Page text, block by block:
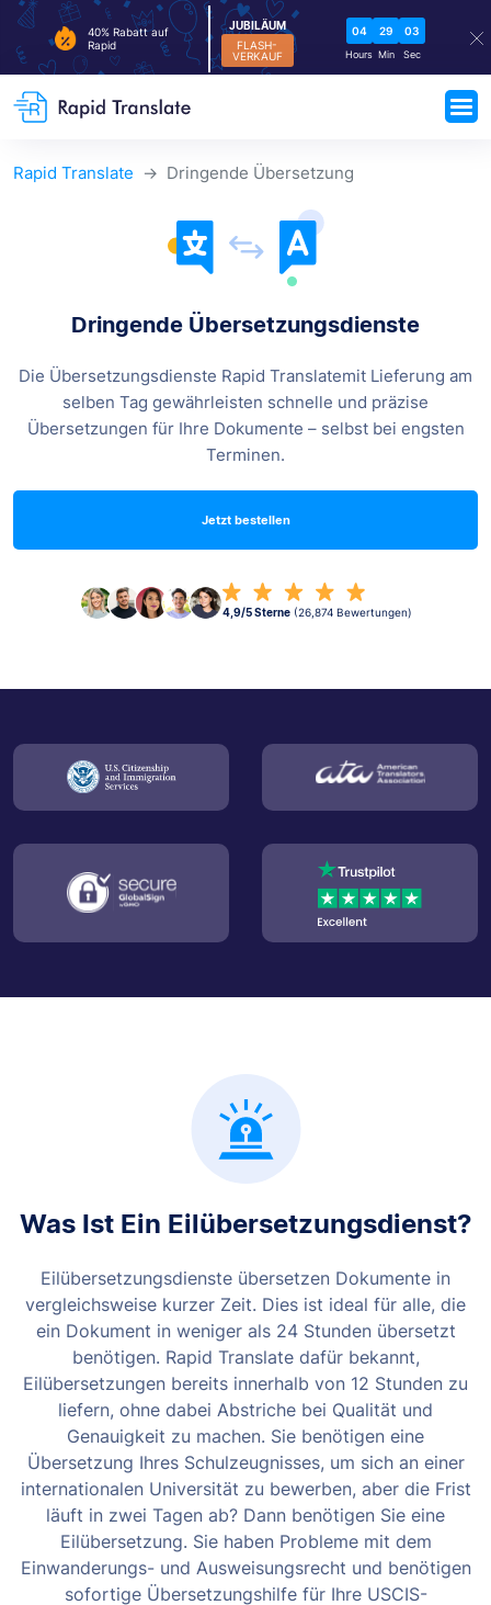
40% Rabatt auf
Rapid
JUBILÄUM
FLASH-
VERKAUF
04
Hours
29
Min
02
Sec
Rapid Translate Dringende Übersetzung
Dringende Übersetzungsdienste
Die Übersetzungsdienste Rapid Translatemit Lieferung am
selben Tag gewährleisten schnelle und präzise
Übersetzungen für Ihre Dokumente – selbst bei engsten
Terminen.
Jetzt bestellen
4,9/5 Sterne (26,874 Bewertungen)
Was Ist Ein Eilübersetzungsdienst?
Eilübersetzungsdienste übersetzen Dokumente in
vergleichsweise kurzer Zeit. Dies ist ideal für alle, die
ein Dokument in weniger als 24 Stunden übersetzt
benötigen. Rapid Translate dafür bekannt,
Eilübersetzungen bereits innerhalb von 12 Stunden zu
liefern, ohne dabei Abstriche bei Qualität und
Genauigkeit zu machen. Sie benötigen eine
Übersetzung Ihres Schulzeugnisses, um sich an einer
internationalen Universität zu bewerben, aber die Frist
läuft in zwei Tagen ab? Dann benötigen Sie eine
Eilübersetzung. Sie haben Probleme mit dem
Einwanderungs- und Ausweisungsrecht und benötigen
sofortige Übersetzungshilfe für Ihre USCIS-